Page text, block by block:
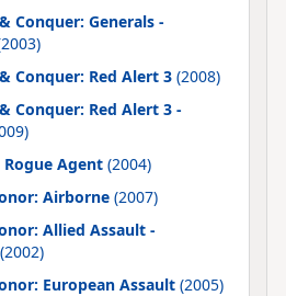
Conquer: Generals -
Conquer: Red Alert 3(2008)
Conquer: Red Alert 3 -
Rogue Agent(2004)
Airborne(2007)
Allied Assault -
(2002)
European Assault(2005)